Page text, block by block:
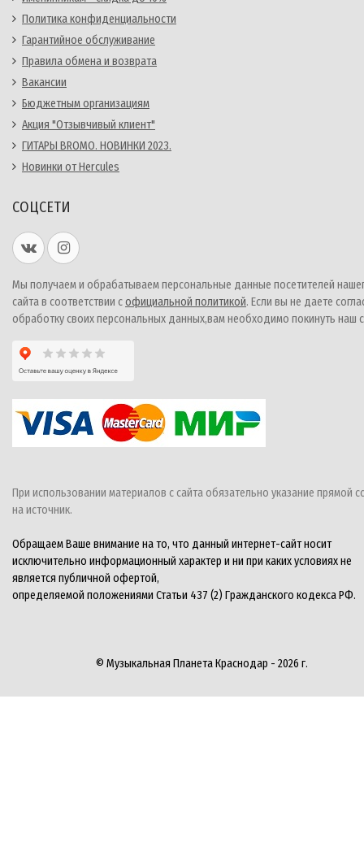
Политика конфиденциальности
Гарантийное обслуживание
Правила обмена и возврата
Вакансии
Бюджетным организациям
Акция "Отзывчивый клиент"
ГИТАРЫ BROMO. НОВИНКИ 2023.
Новинки от Hercules
СОЦСЕТИ
Мы получаем и обрабатываем персональные данные посетителей
сайта в соответствии софициальной политикой. Если вы не даете
обработку своих персональных данных,вам необходимо покинуть наш
При использовании материалов с сайта обязательно указание прямой
на источник.
Обращаем Ваше внимание на то, что данный интернет-сайт носит
исключительно информационный характер и ни при каких условиях не
является публичной офертой,
определяемой положениями Статьи 437 (2) Гражданского кодекса РФ.
© Музыкальная Планета Краснодар - 2026 г.